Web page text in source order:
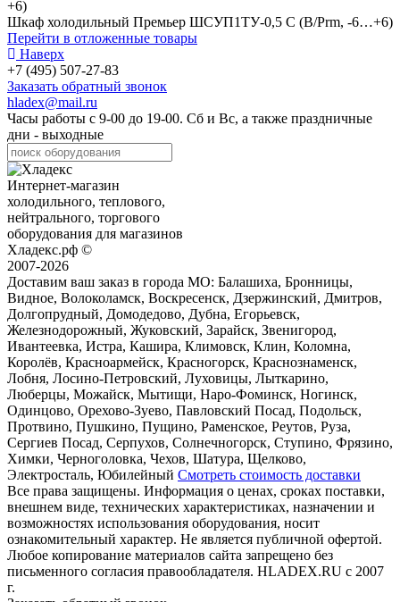
Шкаф холодильный Премьер ШСУП1ТУ-0,5 С (В/Prm, -6…+6)
Перейти в отложенные товары
Наверх
+7 (495) 507-27-83
Заказать обратный звонок
hladex@mail.ru
Часы работы с 9-00 до 19-00. Сб и Вс, а также праздничные
дни - выходные
Интернет-магазин
холодильного, теплового,
нейтрального, торгового
оборудования для магазинов
Хладекс.рф ©
2007-2026
Доставим ваш заказ в города МО: Балашиха, Бронницы,
Видное, Волоколамск, Воскресенск, Дзержинский, Дмитров,
Долгопрудный, Домодедово, Дубна, Егорьевск,
Железнодорожный, Жуковский, Зарайск, Звенигород,
Ивантеевка, Истра, Кашира, Климовск, Клин, Коломна,
Королёв, Красноармейск, Красногорск, Краснознаменск,
Лобня, Лосино-Петровский, Луховицы, Лыткарино,
Люберцы, Можайск, Мытищи, Наро-Фоминск, Ногинск,
Одинцово, Орехово-Зуево, Павловский Посад, Подольск,
Протвино, Пушкино, Пущино, Раменское, Реутов, Руза,
Сергиев Посад, Серпухов, Солнечногорск, Ступино, Фрязино,
Химки, Черноголовка, Чехов, Шатура, Щелково,
Электросталь, Юбилейный Смотреть стоимость доставки
Все права защищены. Информация о ценах, сроках поставки,
внешнем виде, технических характеристиках, назначении и
возможностях использования оборудования, носит
ознакомительный характер. Не является публичной офертой.
Любое копирование материалов сайта запрещено без
письменного согласия правообладателя. HLADEX.RU c 2007
г.